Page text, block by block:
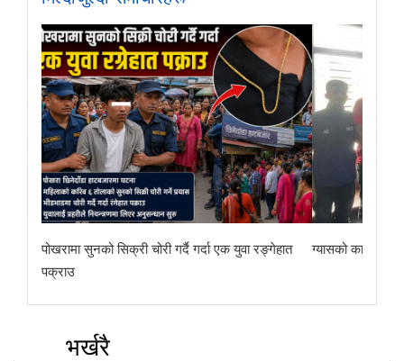
पोखरामा सुनको सिक्री चोरी गर्दै गर्दा एक युवा रङ्गेहात
पक्राउ
ग्यासको
भर्खरै